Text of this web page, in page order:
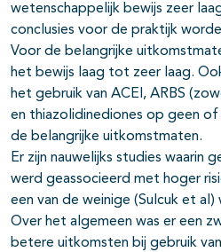
wetenschappelijk bewijs zeer
conclusies voor de praktijk
Voor de belangrijke
het bewijs laag tot zeer laag.
het gebruik van ACEI, ARBS
en thiazolidinediones op geen of
de belangrijke uitkomstmaten.
Er zijn nauwelijks studies waarin
werd geassocieerd met hoger
een van de weinige (Sulcuk et al)
Over het algemeen was er een
betere uitkomsten bij gebruik